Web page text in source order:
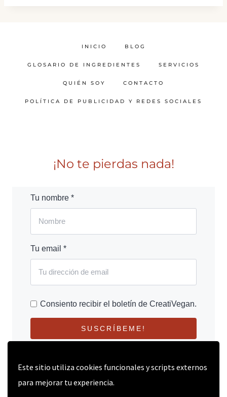
Este sitio utiliza cookies funcionales y scripts externos
para mejorar tu experiencia.
INICIO BLOG
GLOSARIO DE INGREDIENTES SERVICIOS
QUIÉN SOY CONTACTO
POLÍTICA DE PUBLICIDAD Y REDES SOCIALES
¡No te pierdas nada!
Tu nombre *
Tu email *
Consiento recibir el boletín de CreatiVegan.
SUSCRÍBEME!